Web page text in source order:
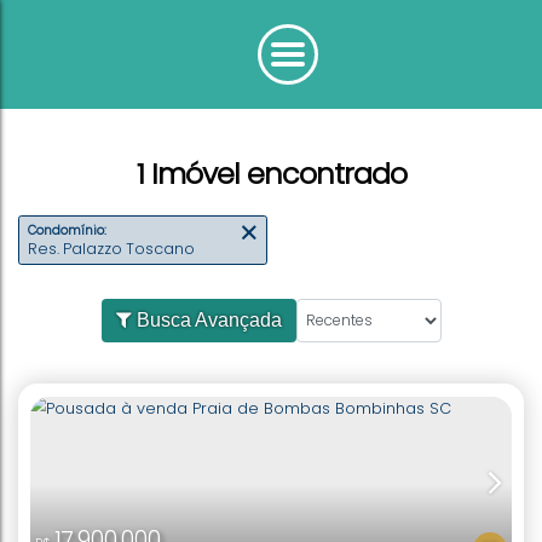
1 Imóvel encontrado
Condomínio:
Busca Avançada